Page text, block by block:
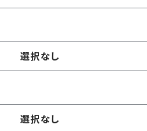
選択なし
選択なし